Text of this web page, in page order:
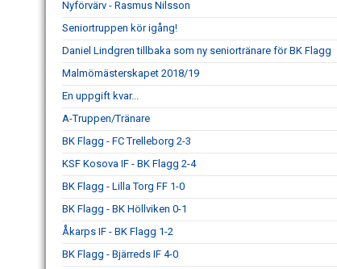
Nyförvärv - Rasmus Nilsson
Seniortruppen kör igång!
Daniel Lindgren tillbaka som ny seniortränare för BK Flagg
Malmömästerskapet 2018/19
En uppgift kvar...
A-Truppen/Tränare
BK Flagg - FC Trelleborg 2-3
KSF Kosova IF - BK Flagg 2-4
BK Flagg - Lilla Torg FF 1-0
BK Flagg - BK Höllviken 0-1
Åkarps IF - BK Flagg 1-2
BK Flagg - Bjärreds IF 4-0